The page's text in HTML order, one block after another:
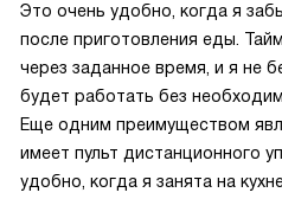
Это очень удобно, когда я
после приготовления еды.
через заданное время, и я не
будет работать без
Еще одним преимуществом
имеет пульт дистанционного
удобно, когда я занята на